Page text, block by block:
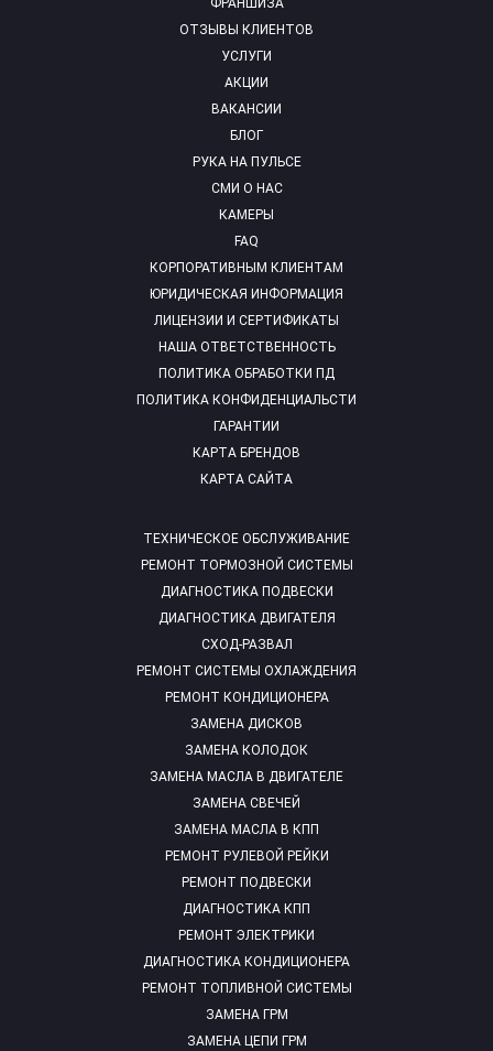
ФРАНШИЗА
ОТЗЫВЫ КЛИЕНТОВ
УСЛУГИ
АКЦИИ
ВАКАНСИИ
БЛОГ
РУКА НА ПУЛЬСЕ
СМИ О НАС
КАМЕРЫ
FAQ
ТЕХНИЧЕСКОЕ ОБСЛУЖИВАНИЕ
РЕМОНТ ТОРМОЗНОЙ СИСТЕМЫ
ДИАГНОСТИКА ПОДВЕСКИ
ДИАГНОСТИКА ДВИГАТЕЛЯ
СХОД-РАЗВАЛ
РЕМОНТ СИСТЕМЫ ОХЛАЖДЕНИЯ
РЕМОНТ КОНДИЦИОНЕРА
ЗАМЕНА ДИСКОВ
ЗАМЕНА КОЛОДОК
ЗАМЕНА МАСЛА В ДВИГАТЕЛЕ
ЗАМЕНА СВЕЧЕЙ
ЗАМЕНА МАСЛА В КПП
РЕМОНТ РУЛЕВОЙ РЕЙКИ
РЕМОНТ ПОДВЕСКИ
ДИАГНОСТИКА КПП
РЕМОНТ ЭЛЕКТРИКИ
ДИАГНОСТИКА КОНДИЦИОНЕРА
РЕМОНТ ТОПЛИВНОЙ СИСТЕМЫ
ЗАМЕНА ГРМ
ЗАМЕНА ЦЕПИ ГРМ
КОРПОРАТИВНЫМ КЛИЕНТАМ
ЮРИДИЧЕСКАЯ ИНФОРМАЦИЯ
ЛИЦЕНЗИИ И СЕРТИФИКАТЫ
НАША ОТВЕТСТВЕННОСТЬ
ПОЛИТИКА ОБРАБОТКИ ПД
ПОЛИТИКА КОНФИДЕНЦИАЛЬСТИ
ГАРАНТИИ
КАРТА БРЕНДОВ
КАРТА САЙТА